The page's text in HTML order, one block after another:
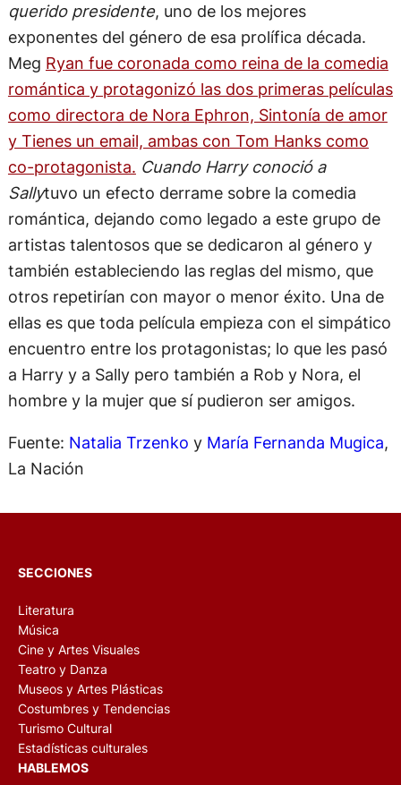
querido presidente, uno de los mejores
exponentes del género de esa prolífica década.
Meg Ryan fue coronada como reina de la comedia
romántica y protagonizó las dos primeras películas
como directora de Nora Ephron, Sintonía de amor
y Tienes un email, ambas con Tom Hanks como
co-protagonista. Cuando Harry conoció a
Sallytuvo un efecto derrame sobre la comedia
romántica, dejando como legado a este grupo de
artistas talentosos que se dedicaron al género y
también estableciendo las reglas del mismo, que
otros repetirían con mayor o menor éxito. Una de
ellas es que toda película empieza con el simpático
encuentro entre los protagonistas; lo que les pasó
a Harry y a Sally pero también a Rob y Nora, el
hombre y la mujer que sí pudieron ser amigos.
Fuente: Natalia Trzenko y María Fernanda Mugica,
La Nación
SECCIONES
Literatura
Música
Cine y Artes Visuales
Teatro y Danza
Museos y Artes Plásticas
Costumbres y Tendencias
Turismo Cultural
Estadísticas culturales
HABLEMOS